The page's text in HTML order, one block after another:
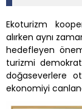
Ekoturizm
alırken aynı
hedefleyen
turizmi
doğaseverlere
ekonomiyi